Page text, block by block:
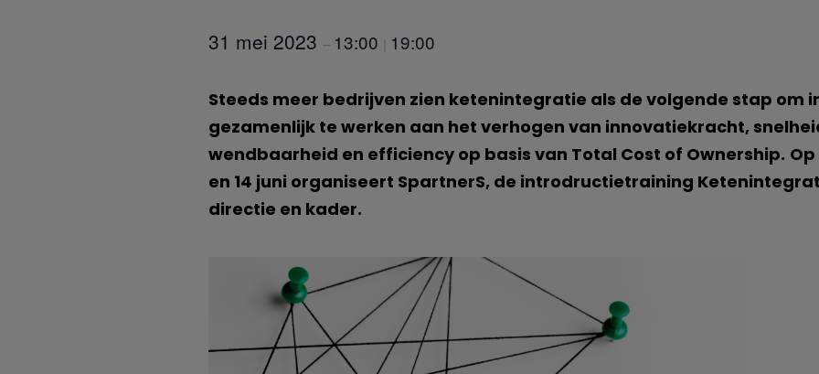
31 mei 2023– 13:00 19:00
Steeds meer bedrijven zien ketenintegratie als de volgende stap om
gezamenlijk te werken aan het verhogen van innovatiekracht,
wendbaarheid en efficiency op basis van Total Cost of Ownership. Op
en 14 juni organiseert SpartnerS, de introdructietraining
directie en kader.